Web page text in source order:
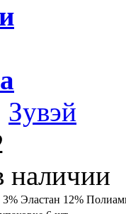
Зувэй
наличии
Эластан 12%